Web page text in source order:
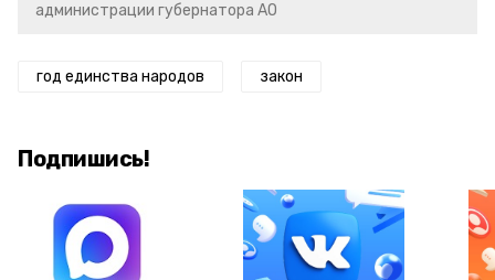
администрации губернатора АО
год единства народов закон
Подпишись!